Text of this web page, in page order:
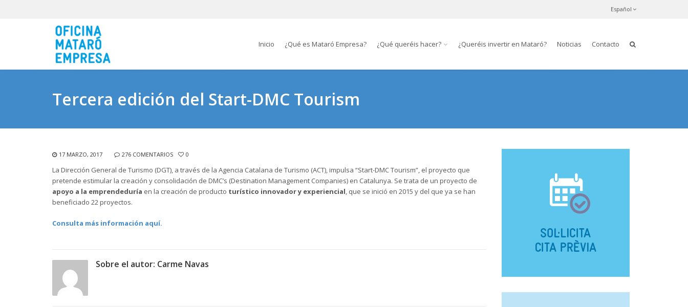
Español
Inicio ¿Qué es Mataró Empresa? ¿Qué queréis hacer? ¿Queréis invertir en Mataró? Noticias Contacto
Tercera edición del Start-DMC Tourism
17 MARZO, 2017 276 COMENTARIOS 0
La Dirección General de Turismo (DGT), a través de la Agencia Catalana de Turismo (ACT), impulsa “Start-DMC Tourism”, el proyecto que
pretende estimular la creación y consolidación de DMC’s (Destination Management Companies) en Catalunya. Se trata de un proyecto de
apoyo a la emprendeduría en la creación de producto turístico innovador y experiencial, que se inició en 2015 y del que ya se han
beneficiado 22 proyectos.
Consulta más información aquí.
Sobre el autor: Carme Navas